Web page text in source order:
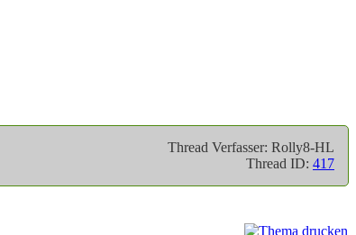
Thread Verfasser: Rolly8-HL
Thread ID: 417